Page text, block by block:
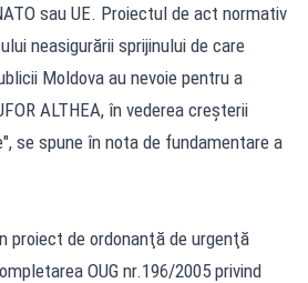
sau UE. Proiectul de act normativ
neasigurării sprijinului de care
Moldova au nevoie pentru a
ALTHEA, în vederea creşterii
se spune în nota de fundamentare a
proiect de ordonanţă de urgenţă
OUG nr.196/2005 privind